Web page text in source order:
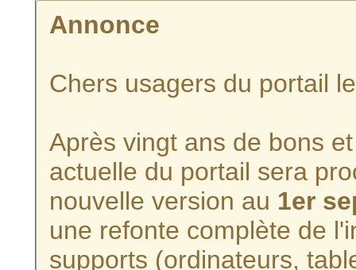
Annonce
Chers usagers du portail
Après vingt ans de bons
actuelle du portail sera
nouvelle version au 1er
une refonte complète de
supports (ordinateurs,